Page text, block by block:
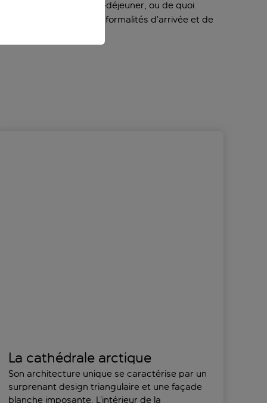
acheter votre petit-déjeuner, ou de quoi
pour régler les formalités d’arrivée et de
La cathédrale arctique
Son architecture unique se caractérise par un
surprenant design triangulaire et une façade
blanche imposante. L’intérieur de la